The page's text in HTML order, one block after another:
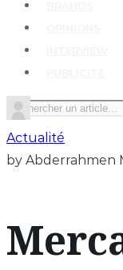
Search
for:
Actualité
by Abderrahmen